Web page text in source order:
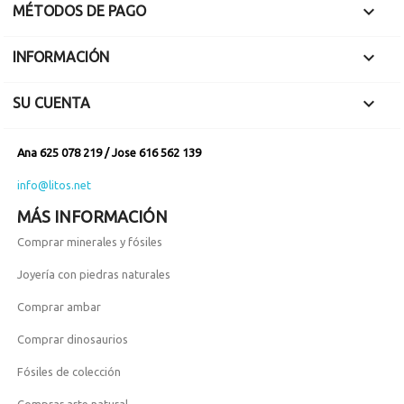
MÉTODOS DE PAGO 
INFORMACIÓN 
SU CUENTA 
Ana 625 078 219 / Jose 616 562 139
info@litos.net
MÁS INFORMACIÓN
Comprar minerales y fósiles
Joyería con piedras naturales
Comprar ambar
Comprar dinosaurios
Fósiles de colección